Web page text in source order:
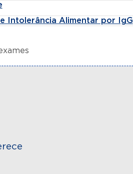
Intolerância Alimentar por IgG